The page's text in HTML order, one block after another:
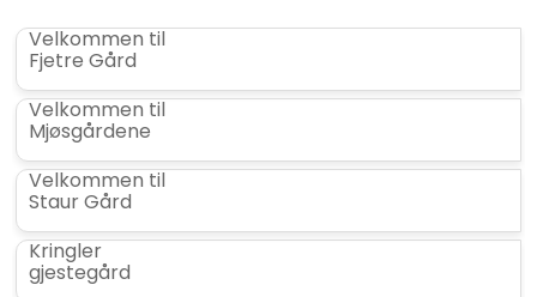
Velkommen til
Fjetre Gård
Velkommen til
Mjøsgårdene
Velkommen til
Staur Gård
Kringler
gjestegård